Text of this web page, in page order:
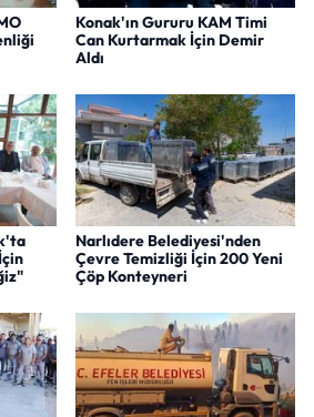
Konak'ın Gururu KAM Timi
Can Kurtarmak İçin Demir
Aldı
Narlıdere Belediyesi'nden
Çevre Temizliği İçin 200 Yeni
Çöp Konteyneri